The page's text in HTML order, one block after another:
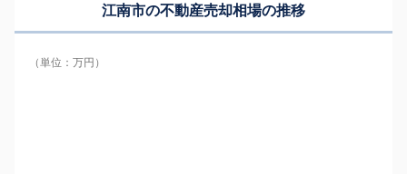
江南市の不動産売却相場の推移
（単位：万円）